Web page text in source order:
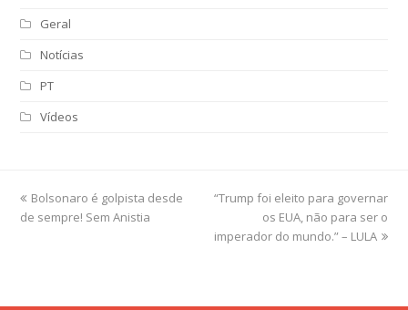
Geral
Notícias
PT
Vídeos
previous
post:
Bolsonaro é golpista desde
de sempre! Sem Anistia
next
“Trump foi eleito para governar
os EUA, não para ser o
imperador do mundo.” – LULA